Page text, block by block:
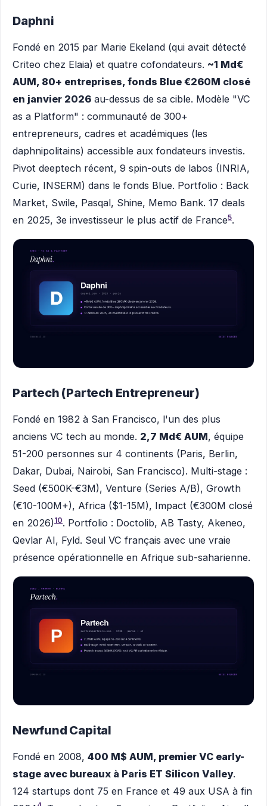
Daphni
Fondé en 2015 par Marie Ekeland (qui avait détecté
Criteo chez Elaia) et quatre cofondateurs. ~1 Md€
AUM, 80+ entreprises, fonds Blue €260M closé
en janvier 2026 au-dessus de sa cible. Modèle "VC
as a Platform" : communauté de 300+
entrepreneurs, cadres et académiques (les
daphnipolitains) accessible aux fondateurs investis.
Pivot deeptech récent, 9 spin-outs de labos (INRIA,
Curie, INSERM) dans le fonds Blue. Portfolio : Back
Market, Swile, Pasqal, Shine, Memo Bank. 17 deals
en 2025, 3e investisseur le plus actif de France5.
Partech (Partech Entrepreneur)
Fondé en 1982 à San Francisco, l'un des plus
anciens VC tech au monde. 2,7 Md€ AUM, équipe
51-200 personnes sur 4 continents (Paris, Berlin,
Dakar, Dubai, Nairobi, San Francisco). Multi-stage :
Seed (€500K-€3M), Venture (Series A/B), Growth
(€10-100M+), Africa ($1-15M), Impact (€300M closé
en 2026)10. Portfolio : Doctolib, AB Tasty, Akeneo,
Qevlar AI, Fyld. Seul VC français avec une vraie
présence opérationnelle en Afrique sub-saharienne.
Newfund Capital
Fondé en 2008, 400 M$ AUM, premier VC early-
stage avec bureaux à Paris ET Silicon Valley.
124 startups dont 75 en France et 49 aux USA à fin